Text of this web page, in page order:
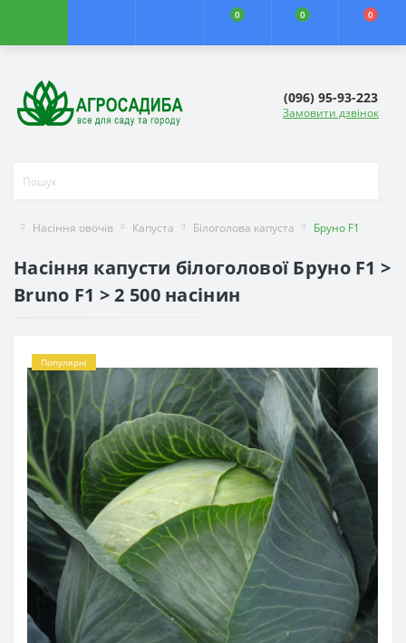
0 0 0
(096) 95-93-223
Замовити дзвінок
Насіння овочів Капуста Білоголова капуста Бруно F1
Насіння капусти білоголової Бруно F1 >
Bruno F1 > 2 500 насінин
Популярні